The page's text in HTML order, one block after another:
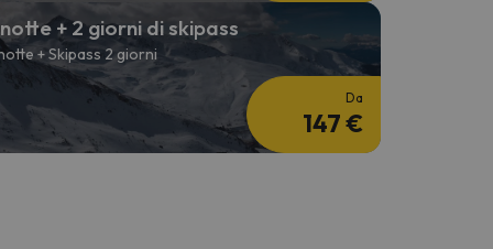
notte + 2 giorni di skipass
+ Skipass 2 giorni
Da
147 €